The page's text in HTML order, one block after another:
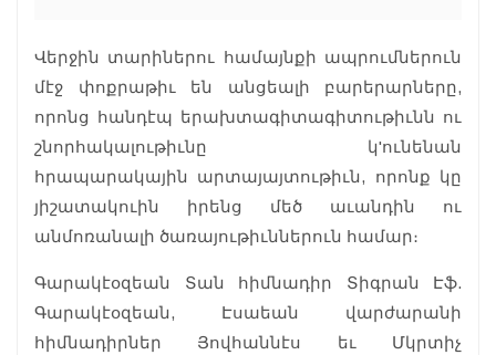
Վերջին տարիներու համայնքի ապրումներուն
մէջ փոքրաթիւ են անցեալի բարերարները,
որոնց հանդէպ երախտագիտագիտութիւնն ու
շնորհակալութիւնը կ'ունենան
հրապարակային արտայայտութիւն, որոնք կը
յիշատակուին իրենց մեծ աւանդին ու
անմոռանալի ծառայութիւններուն համար։
Գարակէօզեան Տան հիմնադիր Տիգրան Էֆ.
Գարակէօզեան, Էսաեան վարժարանի
հիմնադիրներ Յովհաննէս եւ Մկրտիչ